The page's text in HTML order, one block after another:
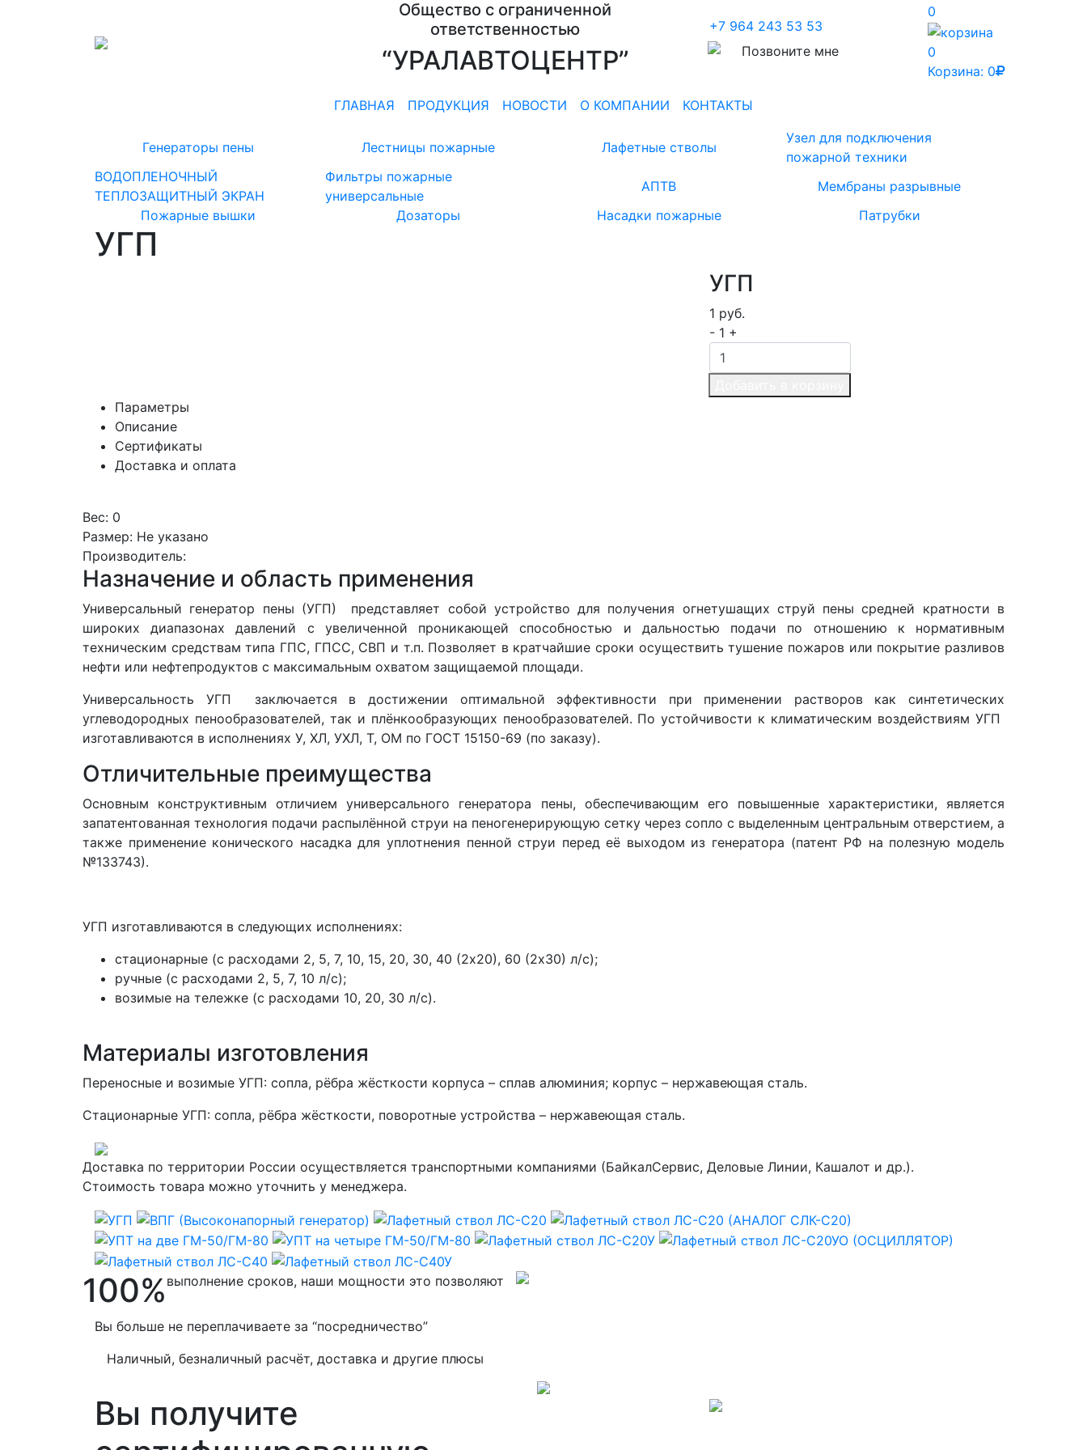
Общество с ограниченной
ответственностью
“УРАЛАВТОЦЕНТР”
+7 964 243 53 53
Позвоните мне
0
0
Корзина: 0
ГЛАВНАЯ ПРОДУКЦИЯ НОВОСТИ О КОМПАНИИ КОНТАКТЫ
Генераторы пены Лестницы пожарные Лафетные стволы
Узел для подключения
пожарной техники
ВОДОПЛЕНОЧНЫЙ
ТЕПЛОЗАЩИТНЫЙ ЭКРАН
Фильтры пожарные
универсальные
АПТВ
Мембраны разрывные
Пожарные вышки
Дозаторы Насадки пожарные Патрубки
УГП
УГП
1 руб.
- 1 +
Параметры
Описание
Сертификаты
Доставка и оплата
Вес: 0
Размер: Не указано
Производитель:
Назначение и область применения
Универсальный генератор пены (УГП) представляет собой устройство для получения огнетушащих струй пены средней кратности в
широких диапазонах давлений с увеличенной проникающей способностью и дальностью подачи по отношению к нормативным
техническим средствам типа ГПС, ГПСС, СВП и т.п. Позволяет в кратчайшие сроки осуществить тушение пожаров или покрытие разливов
нефти или нефтепродуктов с максимальным охватом защищаемой площади.
Универсальность УГП заключается в достижении оптимальной эффективности при применении растворов как синтетических
углеводородных пенообразователей, так и плёнкообразующих пенообразователей. По устойчивости к климатическим воздействиям УГП
изготавливаются в исполнениях У, ХЛ, УХЛ, Т, ОМ по ГОСТ 15150-69 (по заказу).
Отличительные преимущества
Основным конструктивным отличием универсального генератора пены, обеспечивающим его повышенные характеристики, является
запатентованная технология подачи распылённой струи на пеногенерирующую сетку через сопло с выделенным центральным отверстием, а
также применение конического насадка для уплотнения пенной струи перед её выходом из генератора (патент РФ на полезную модель
№133743).
УГП изготавливаются в следующих исполнениях:
стационарные (с расходами 2, 5, 7, 10, 15, 20, 30, 40 (2х20), 60 (2х30) л/с);
ручные (с расходами 2, 5, 7, 10 л/с);
возимые на тележке (с расходами 10, 20, 30 л/с).
Материалы изготовления
Переносные и возимые УГП: сопла, рёбра жёсткости корпуса – сплав алюминия; корпус – нержавеющая сталь.
Стационарные УГП: сопла, рёбра жёсткости, поворотные устройства – нержавеющая сталь.
Доставка по территории России осуществляется транспортными компаниями (БайкалСервис, Деловые Линии, Кашалот и др.).
Стоимость товара можно уточнить у менеджера.
100% выполнение сроков, наши мощности это позволяют
Вы больше не переплачиваете за “посредничество”
Наличный, безналичный расчёт, доставка и другие плюсы
Вы получите